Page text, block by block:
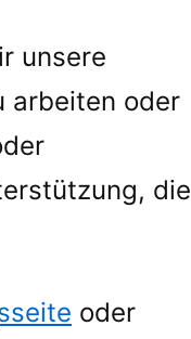
unsere
arbeiten oder
die
oder